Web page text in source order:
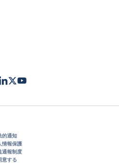
TwitterYoutube
的通知
情報保護
通報制度
意する